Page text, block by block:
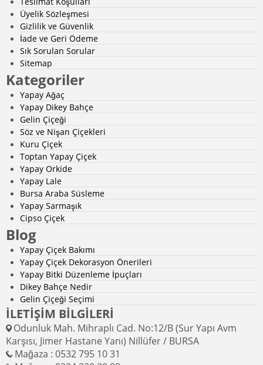
Üyelik Sözleşmesi
Gizlilik ve Güvenlik
İade ve Geri Ödeme
Sık Sorulan Sorular
Sitemap
Kategoriler
Yapay Ağaç
Yapay Dikey Bahçe
Gelin Çiçeği
Söz ve Nişan Çiçekleri
Kuru Çiçek
Toptan Yapay Çiçek
Yapay Orkide
Yapay Lale
Bursa Araba Süsleme
Yapay Sarmaşık
Cipso Çiçek
Blog
Yapay Çiçek Bakımı
Yapay Çiçek Dekorasyon Önerileri
Yapay Bitki Düzenleme İpuçları
Dikey Bahçe Nedir
Gelin Çiçeği Seçimi
İLETİŞİM BİLGİLERİ
Odunluk Mah. Mihraplı Cad. No:12/B (Sur Yapı Avm
Karşısı, Jimer Hastane Yanı) Nillüfer / BURSA
Mağaza : 0532 795 10 31